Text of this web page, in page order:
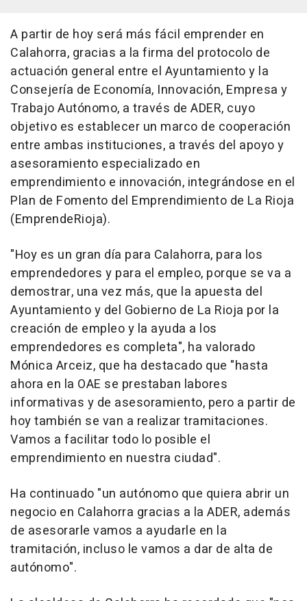
A partir de hoy será más fácil emprender en
Calahorra, gracias a la firma del protocolo de
actuación general entre el Ayuntamiento y la
Consejería de Economía, Innovación, Empresa y
Trabajo Autónomo, a través de ADER, cuyo
objetivo es establecer un marco de cooperación
entre ambas instituciones, a través del apoyo y
asesoramiento especializado en
emprendimiento e innovación, integrándose en el
Plan de Fomento del Emprendimiento de La Rioja
(EmprendeRioja).
"Hoy es un gran día para Calahorra, para los
emprendedores y para el empleo, porque se va a
demostrar, una vez más, que la apuesta del
Ayuntamiento y del Gobierno de La Rioja por la
creación de empleo y la ayuda a los
emprendedores es completa", ha valorado
Mónica Arceiz, que ha destacado que "hasta
ahora en la OAE se prestaban labores
informativas y de asesoramiento, pero a partir de
hoy también se van a realizar tramitaciones.
Vamos a facilitar todo lo posible el
emprendimiento en nuestra ciudad".
Ha continuado "un autónomo que quiera abrir un
negocio en Calahorra gracias a la ADER, además
de asesorarle vamos a ayudarle en la
tramitación, incluso le vamos a dar de alta de
autónomo".